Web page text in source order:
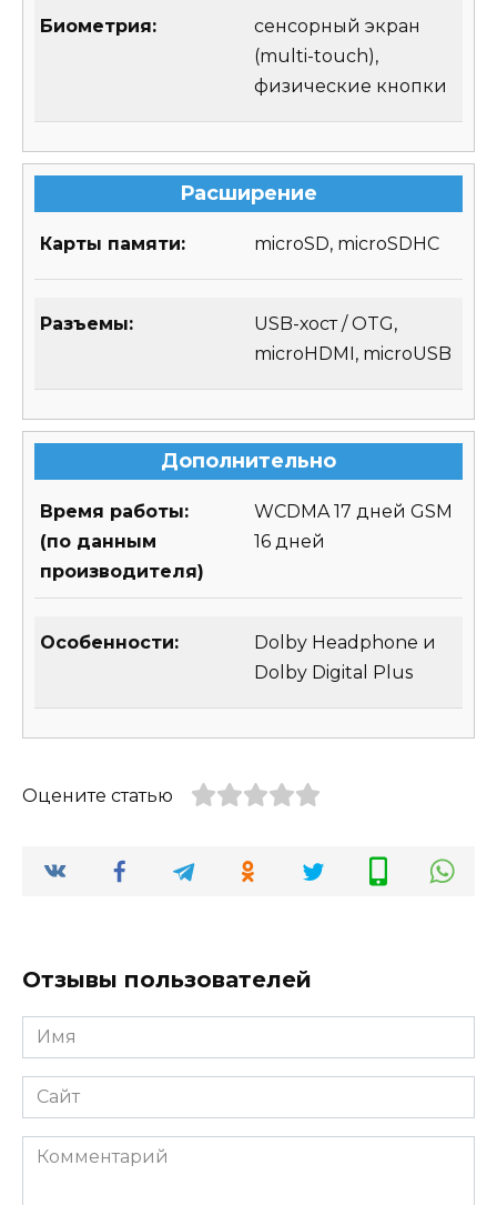
Биометрия:
сенсорный экран
(multi-touch),
физические кнопки
Расширение
Карты памяти: microSD, microSDHC
Разъемы:
USB-хост / OTG,
microHDMI, microUSB
Дополнительно
Время работы:
(по данным
производителя)
WCDMA 17 дней GSM
16 дней
Особенности:
Dolby Headphone и
Dolby Digital Plus
Оцените статью
Отзывы пользователей
Имя
*
Сайт
Комментарий